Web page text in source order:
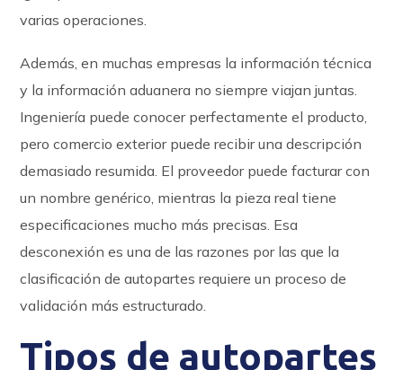
varias operaciones.
Además, en muchas empresas la información técnica
y la información aduanera no siempre viajan juntas.
Ingeniería puede conocer perfectamente el producto,
pero comercio exterior puede recibir una descripción
demasiado resumida. El proveedor puede facturar con
un nombre genérico, mientras la pieza real tiene
especificaciones mucho más precisas. Esa
desconexión es una de las razones por las que la
clasificación de autopartes requiere un proceso de
validación más estructurado.
Tipos de autopartes